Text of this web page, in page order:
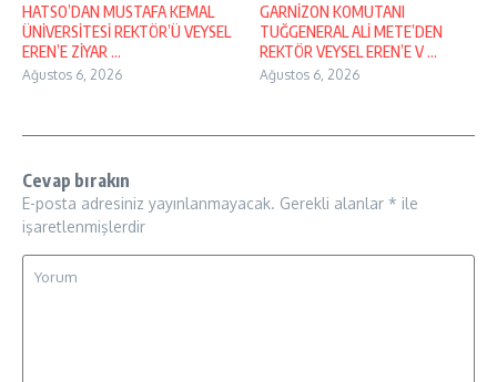
HATSO’DAN MUSTAFA KEMAL
ÜNİVERSİTESİ REKTÖR’Ü VEYSEL
EREN’E ZİYAR ...
Ağustos 6, 2026
GARNİZON KOMUTANI
TUĞGENERAL ALİ METE’DEN
REKTÖR VEYSEL EREN’E V ...
Ağustos 6, 2026
Cevap bırakın
E-posta adresiniz yayınlanmayacak. Gerekli alanlar * ile
işaretlenmişlerdir